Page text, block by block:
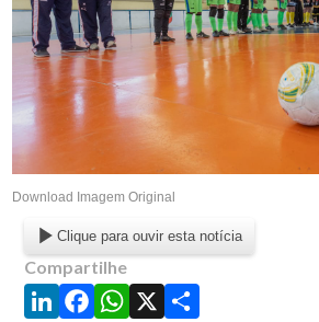
Download Imagem Original
Clique para ouvir esta notícia
Compartilhe
LinkedIn
Facebook
WhatsApp
X Share